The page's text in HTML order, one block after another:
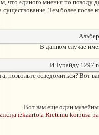
что единого мнения по поводу
существование. Тем более после
В данном случае
И Турайду 1297
позвольте осведомиться? Вот
Вот вам еще один
iekaartota Rietumu korpusa